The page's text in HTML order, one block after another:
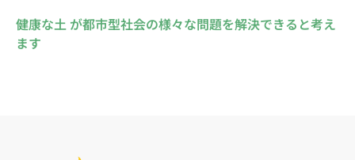
健康な土 が都市型社会の様々な問題を解決できると考え
ます